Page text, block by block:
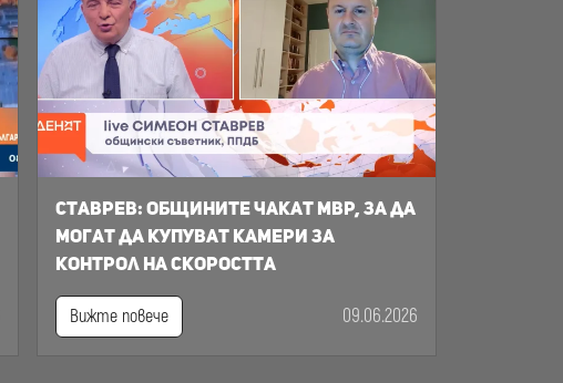
Ставрев: общините чакат МВР, за да
могат да купуват камери за
контрол на скоростта
Вижте повече 09.06.2026